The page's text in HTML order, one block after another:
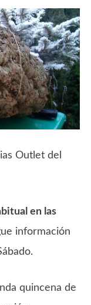
Outlet del
en las
información
quincena de